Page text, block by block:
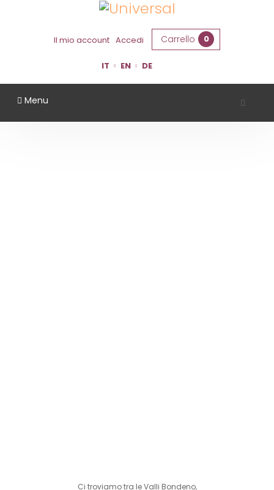
Il mio account Accedi Carrello 0
IT EN DE
Menu
Ci troviamo tra le Valli Bondeno,